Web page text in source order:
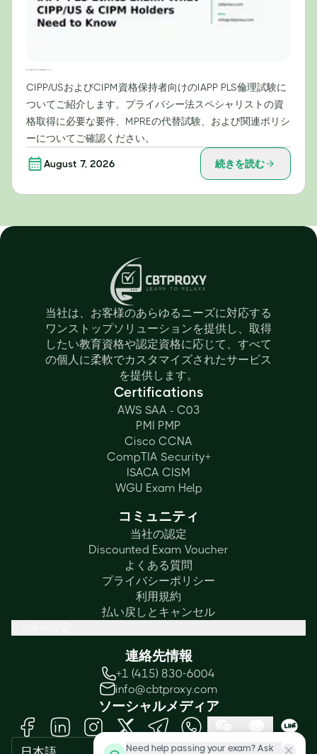
CIPP/USおよびCIPM資格保持者向けのIAPP PLS倫理試験に
ついてご紹介します。プライバシー法スペシャリストの資
格取得に必要な要件、MPREの代替試験、および関連ポリシ
ーについてご確認ください。
August 7, 2026 続きを読む
当社は、お客様のあらゆるニーズに対応する
ワンストップソリューションを提供し、取得
したい教育資格や認定資格に応じて、すべて
の個人に柔軟でカスタマイズされたサービス
を提供します。
Certifications
AWS SAA - C03
PMI PMP
Cisco CCNA
CompTIA Security+
ISACA CISM
WGU Exam Help
コミュニティ
当社の認定
Discounted Exam Voucher
よくある質問
プライバシーポリシー
利用規約
払い戻しとキャンセル
連絡先情報
+1 (415) 830-6004
info@cbtproxy.com
ソーシャルメディア
Need help passing your exam? Ask